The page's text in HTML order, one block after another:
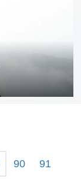
90 91